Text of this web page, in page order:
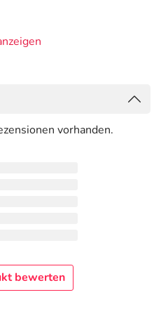
vorhanden.
bewerten